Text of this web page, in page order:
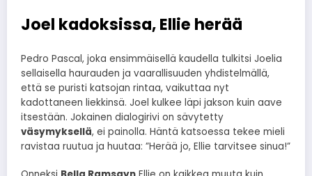
Joel kadoksissa, Ellie herää
Pedro Pascal, joka ensimmäisellä kaudella tulkitsi Joelia
sellaisella haurauden ja vaarallisuuden yhdistelmällä,
että se puristi katsojan rintaa, vaikuttaa nyt
kadottaneen liekkinsä. Joel kulkee läpi jakson kuin aave
itsestään. Jokainen dialogirivi on sävytetty
väsymyksellä, ei painolla. Häntä katsoessa tekee mieli
ravistaa ruutua ja huutaa: ”Herää jo, Ellie tarvitsee sinua!”